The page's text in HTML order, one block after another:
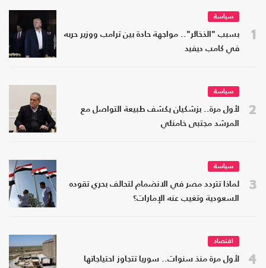
1
سياسة
بسبب "الذخائر".. مواجهة حادة بين ترامب ووزير حربه
في كامب ديفيد
2
سياسة
لأول مرة.. بزشكيان يكشف طبيعة التواصل مع
المرشد مجتبى خامنئي
3
سياسة
لماذا تتردد مصر في الانضمام لتحالف بحري تقوده
السعودية وتغيب عنه الإمارات؟
4
اقتصاد
لأول مرة منذ سنوات.. سوريا تتجاوز احتياجاتها